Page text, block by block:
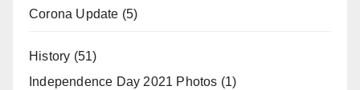
Corona Update (5)
History (51)
Independence Day 2021 Photos (1)